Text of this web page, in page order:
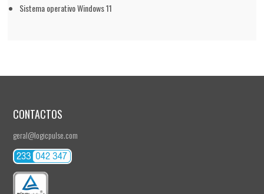
Sistema operativo Windows 11
CONTACTOS
geral@logicpulse.com